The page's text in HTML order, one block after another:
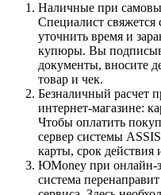
Наличные при
Специалист свяжется
уточнить время и
купюры. Вы
документы, вносите
товар и чек.
Безналичный расчет
интернет-магазине:
Чтобы оплатить
сервер системы
карты, срок действия
ЮMoney при онлайн-
система